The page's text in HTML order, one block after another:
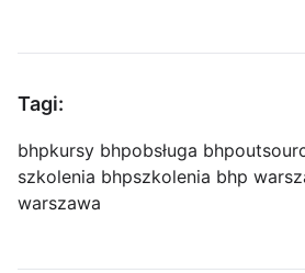
Tagi:
bhpkursy bhpobsługa bhp
szkolenia bhpszkolenia bhp
warszawa